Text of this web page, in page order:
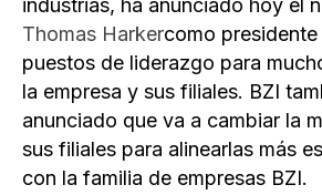
Thomas Harkercomo
puestos de liderazgo para
la empresa y sus filiales. BZI
anunciado que va a cambiar la
sus filiales para alinearlas más
con la familia de empresas BZI.